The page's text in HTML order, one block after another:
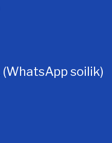
(WhatsApp soilik)